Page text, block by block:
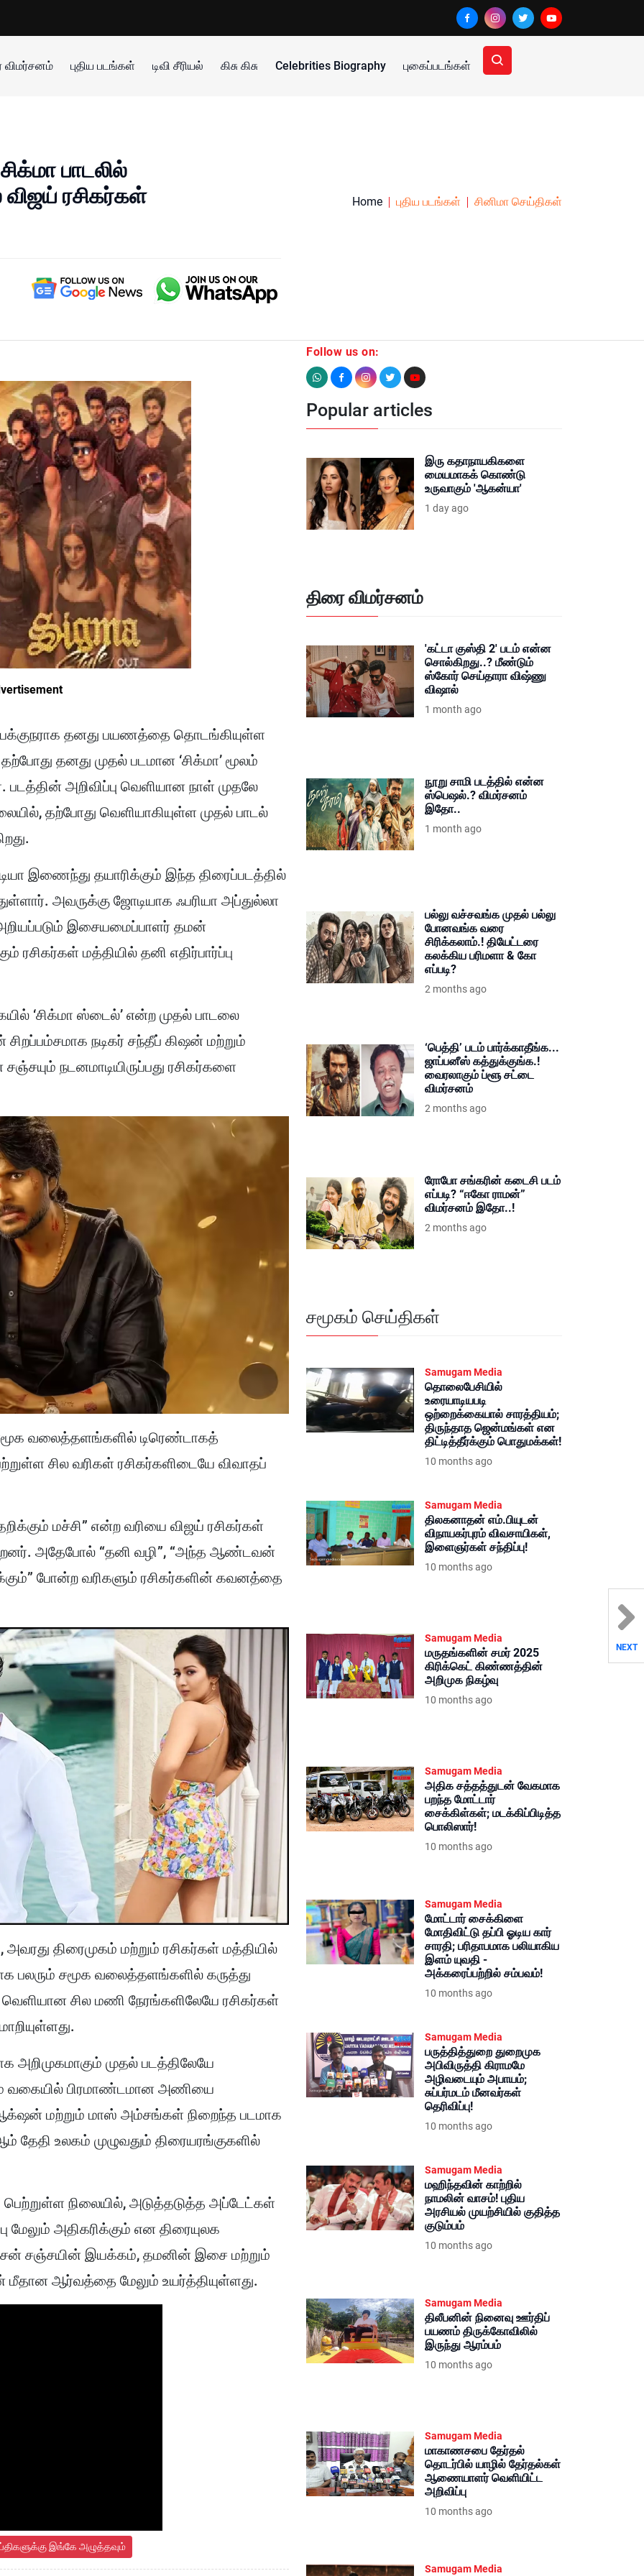
விமர்சனம் புதிய படங்கள் டிவி சீரியல் கிசு கிசு Celebrities Biography புகைப்படங்கள்
பாடலில்
விஜய் ரசிகர்கள்
Home புதிய படங்கள் சினிமா செய்திகள்
தனது பயணத்தை தொடங்கியுள்ள
தனது முதல் படமான ‘சிக்மா’ மூலம்
அறிவிப்பு வெளியான நாள் முதலே
தற்போது வெளியாகியுள்ள முதல் பாடல்
இணைந்து தயாரிக்கும் இந்த திரைப்படத்தில்
அவருக்கு ஜோடியாக ஃபரியா அப்துல்லா
அறியப்படும் இசையமைப்பாளர் தமன்
மத்தியில் தனி எதிர்பார்ப்பு
‘சிக்மா ஸ்டைல்’ என்ற முதல் பாடலை
நடிகர் சந்தீப் கிஷன் மற்றும்
நடனமாடியிருப்பது ரசிகர்களை
வலைத்தளங்களில் டிரெண்டாகத்
சில வரிகள் ரசிகர்களிடையே விவாதப்
மச்சி” என்ற வரியை விஜய் ரசிகர்கள்
அதேபோல் “தனி வழி”, “அந்த ஆண்டவன்
போன்ற வரிகளும் ரசிகர்களின் கவனத்தை
திரைமுகம் மற்றும் ரசிகர்கள் மத்தியில்
பலரும் சமூக வலைத்தளங்களில் கருத்து
சில மணி நேரங்களிலேயே ரசிகர்கள்
முதல் படத்திலேயே
வகையில் பிரமாண்டமான அணியை
ஆக்‌ஷன் மற்றும் மாஸ் அம்சங்கள் நிறைந்த படமாக
தேதி உலகம் முழுவதும் திரையரங்குகளில்
நிலையில், அடுத்தடுத்த அப்டேட்கள்
மேலும் அதிகரிக்கும் என திரையுலக
சஞ்சயின் இயக்கம், தமனின் இசை மற்றும்
மீதான ஆர்வத்தை மேலும் உயர்த்தியுள்ளது.
இங்கே அழுத்தவும்
NEXT
Follow us on:
Popular articles
இரு கதாநாயகிகளை
மையமாகக் கொண்டு
உருவாகும் 'ஆகன்யா'
1 day ago
திரை விமர்சனம்
'கட்டா குஸ்தி 2' படம் என்ன
சொல்கிறது..? மீண்டும்
ஸ்கோர் செய்தாரா விஷ்ணு
விஷால்
1 month ago
நூறு சாமி படத்தில் என்ன
ஸ்பெஷல்.? விமர்சனம்
இதோ..
1 month ago
பல்லு வச்சவங்க முதல் பல்லு
போனவங்க வரை
சிரிக்கலாம்.! தியேட்டரை
கலக்கிய பரிமளா & கோ
எப்படி?
2 months ago
‘பெத்தி’ படம் பார்க்காதீங்க...
ஜாப்பனீஸ் கத்துக்குங்க.!
வைரலாகும் ப்ளூ சட்டை
விமர்சனம்
2 months ago
ரோபோ சங்கரின் கடைசி படம்
எப்படி? “ஈகோ ராமன்”
விமர்சனம் இதோ..!
2 months ago
சமூகம் செய்திகள்
Samugam Media
தொலைபேசியில்
உரையாடியபடி
ஒற்றைக்கையால் சாரத்தியம்;
திருந்தாத ஜென்மங்கள் என
திட்டித்தீர்க்கும் பொதுமக்கள்!
10 months ago
Samugam Media
திலகனாதன் எம்.பியுடன்
விநாயகர்புரம் விவசாயிகள்,
இளைஞர்கள் சந்திப்பு!
10 months ago
Samugam Media
மருதங்களின் சமர் 2025
கிரிக்கெட் கிண்ணத்தின்
அறிமுக நிகழ்வு
10 months ago
Samugam Media
அதிக சத்தத்துடன் வேகமாக
பறந்த மோட்டார்
சைக்கிள்கள்; மடக்கிப்பிடித்த
பொலிஸார்!
10 months ago
Samugam Media
மோட்டார் சைக்கிளை
மோதிவிட்டு தப்பி ஓடிய கார்
சாரதி; பரிதாபமாக பலியாகிய
இளம் யுவதி -
அக்கரைப்பற்றில் சம்பவம்!
10 months ago
Samugam Media
பருத்தித்துறை துறைமுக
அபிவிருத்தி கிராமமே
அழிவடையும் அபாயம்;
சுப்பர்மடம் மீனவர்கள்
தெரிவிப்பு!
10 months ago
Samugam Media
மஹிந்தவின் காற்றில்
நாமலின் வாசம்! புதிய
அரசியல் முயற்சியில் குதித்த
குடும்பம்
10 months ago
Samugam Media
திலீபனின் நினைவு ஊர்திப்
பயணம் திருக்கோவிலில்
இருந்து ஆரம்பம்
10 months ago
Samugam Media
மாகாணசபை தேர்தல்
தொடர்பில் யாழில் தேர்தல்கள்
ஆணையாளர் வெளியிட்ட
அறிவிப்பு
10 months ago
Samugam Media